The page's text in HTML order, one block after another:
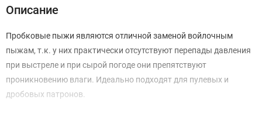
Описание
Пробковые пыжи являются отличной заменой войлочным
пыжам, т.к. у них практически отсутствуют перепады давления
при выстреле и при сырой погоде они препятствуют
проникновению влаги. Идеально подходят для пулевых и
дробовых патронов.